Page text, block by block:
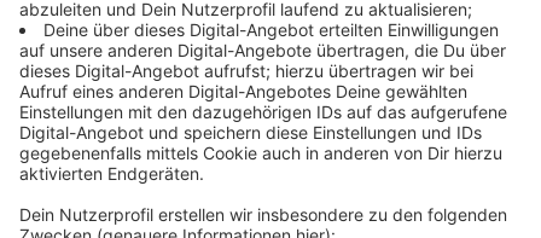
stieg aus, half dem Mann – doch als der Busfahrer zu
den Passagieren zurückging, nutzte der
Motorradfahrer die Chance und floh. Die Polizei sucht
nach Zeugen, die den Unfall beobachtet haben, oder
auch etwas zur dem Motorradfahrer sagen können.